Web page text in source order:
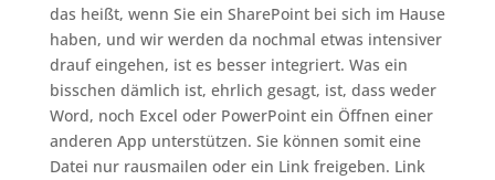
das heißt, wenn Sie ein SharePoint bei sich im Hause
haben, und wir werden da nochmal etwas intensiver
drauf eingehen, ist es besser integriert. Was ein
bisschen dämlich ist, ehrlich gesagt, ist, dass weder
Word, noch Excel oder PowerPoint ein Öffnen einer
anderen App unterstützen. Sie können somit eine
Datei nur rausmailen oder ein Link freigeben. Link